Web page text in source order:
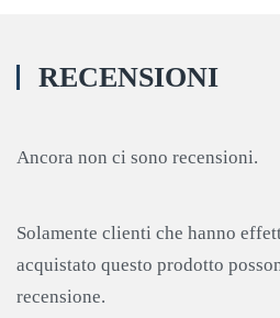
RECENSIONI
Ancora non ci sono recensioni.
Solamente clienti che hanno
acquistato questo prodotto
recensione.